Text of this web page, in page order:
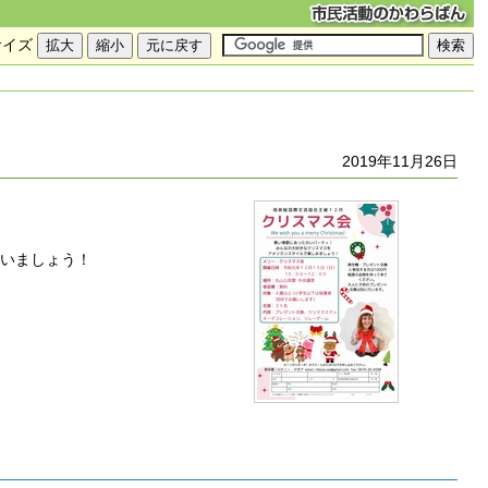
ズ
2019年11月26日
ましょう！